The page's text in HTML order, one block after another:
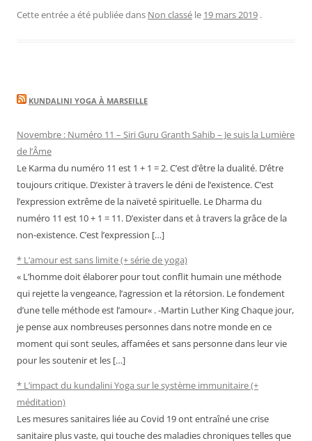
Cette entrée a été publiée dans Non classé le 19 mars 2019 .
KUNDALINI YOGA À MARSEILLE
Novembre : Numéro 11 – Siri Guru Granth Sahib – Je suis la Lumière
de l’Âme
Le Karma du numéro 11 est 1 + 1 = 2. C’est d’être la dualité. D’être
toujours critique. D’exister à travers le déni de l’existence. C’est
l’expression extrême de la naïveté spirituelle. Le Dharma du
numéro 11 est 10 + 1 = 11. D’exister dans et à travers la grâce de la
non-existence. C’est l’expression […]
* L’amour est sans limite (+ série de yoga)
« L’homme doit élaborer pour tout conflit humain une méthode
qui rejette la vengeance, l’agression et la rétorsion. Le fondement
d’une telle méthode est l’amour« . -Martin Luther King Chaque jour,
je pense aux nombreuses personnes dans notre monde en ce
moment qui sont seules, affamées et sans personne dans leur vie
pour les soutenir et les […]
* L’impact du kundalini Yoga sur le système immunitaire (+
méditation)
Les mesures sanitaires liée au Covid 19 ont entraîné une crise
sanitaire plus vaste, qui touche des maladies chroniques telles que